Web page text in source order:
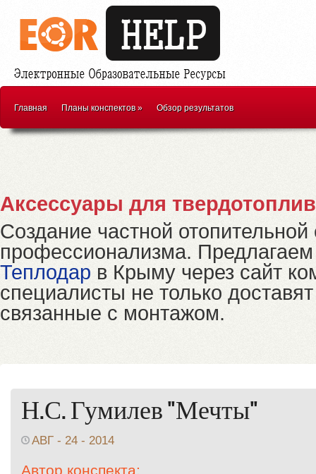
Главная Планы конспектов» Обзор результатов
Аксессуары для
Создание частной
профессионализма.
Теплодар в Крыму через сайт
специалисты не только
связанные с монтажом.
Н.С. Гумилев "Мечты"
АВГ - 24 - 2014
Автор конспекта: